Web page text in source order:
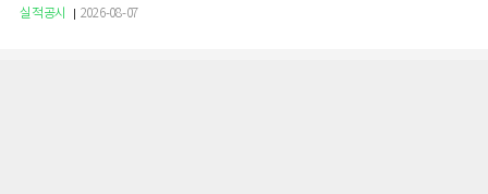
실적공시 2026-08-07